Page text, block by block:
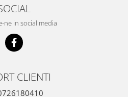
ne in social media
CLIENTI